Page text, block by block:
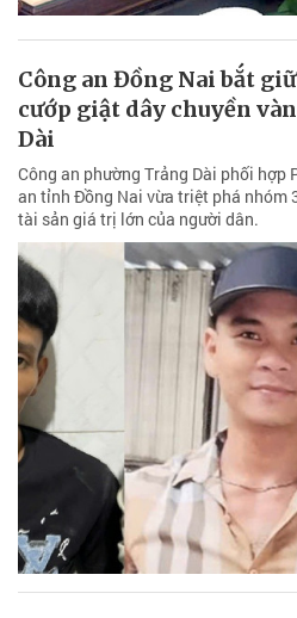
Công an Đồng Nai bắt
cướp giật dây chuyền
Dài
Công an phường Trảng Dài phối hợp
an tỉnh Đồng Nai vừa triệt phá nhóm
tài sản giá trị lớn của người dân.